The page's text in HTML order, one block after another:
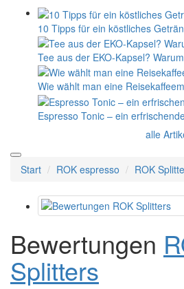
10 Tipps für ein köstliches
Tee aus der EKO-Kapsel?
Wie wählt man eine
Espresso Tonic – ein
alle
Start ROK espresso ROK
Bewertungen
Splitters